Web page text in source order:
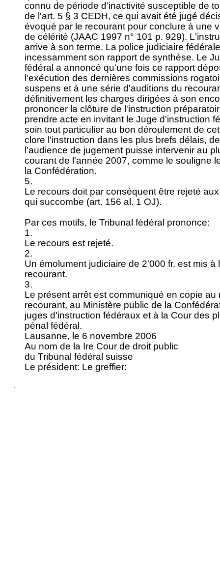
connu de période d'inactivité susceptible de
de l'art. 5 § 3 CEDH, ce qui avait été jugé
évoqué par le recourant pour conclure à une
de célérité (JAAC 1997 n° 101 p. 929).
arrive à son terme. La police judiciaire
incessamment son rapport de synthèse. Le
fédéral a annoncé qu'une fois ce rapport
l'exécution des dernières commissions
suspens et à une série d'auditions du
définitivement les charges dirigées à son
prononcer la clôture de l'instruction
prendre acte en invitant le Juge d'instruction
soin tout particulier au bon déroulement de
clore l'instruction dans les plus brefs délais,
l'audience de jugement puisse intervenir au
courant de l'année 2007, comme le souligne
la Confédération.
5.
Le recours doit par conséquent être rejeté
qui succombe (art. 156 al. 1 OJ).
Par ces motifs, le Tribunal fédéral prononce:
1.
Le recours est rejeté.
2.
Un émolument judiciaire de 2'000 fr. est mis à
recourant.
3.
Le présent arrêt est communiqué en copie au
recourant, au Ministère public de la
juges d'instruction fédéraux et à la Cour des
pénal fédéral.
Lausanne, le 6 novembre 2006
Au nom de la Ire Cour de droit public
du Tribunal fédéral suisse
Le président: Le greffier: